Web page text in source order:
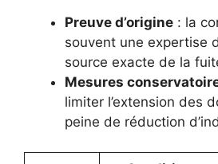
Preuve d’origine : la
souvent une expertise
source exacte de la
Mesures
limiter l’extension des
peine de réduction